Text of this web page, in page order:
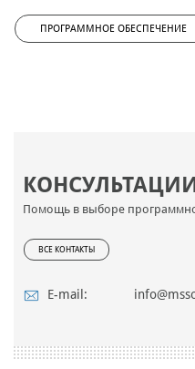
Помощь в выборе
ВСЕ КОНТАКТЫ
E-mail:
ПРОГРАММНОЕ ОБЕСПЕЧЕНИЕ